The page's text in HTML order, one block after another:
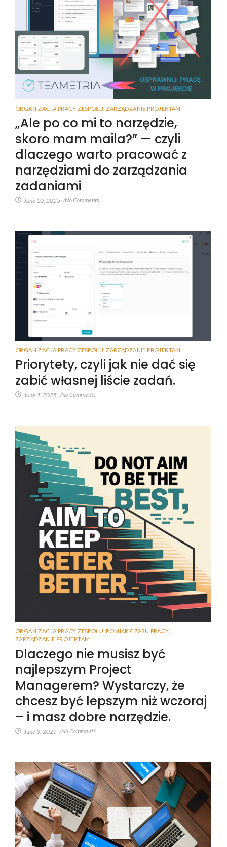
ORGANIZACJA PRACY ZESPOŁU ZARZĄDZANIE PROJEKTAM
„Ale po co mi to narzędzie,
skoro mam maila?” — czyli
dlaczego warto pracować z
narzędziami do zarządzania
zadaniami
June 10, 2025 /No Comments
ORGANIZACJA PRACY ZESPOŁU ZARZĄDZANIE PROJEKTAM
Priorytety, czyli jak nie dać się
zabić własnej liście zadań.
June 4, 2025 /No Comments
ORGANIZACJA PRACY ZESPOŁU POMIAR CZASU PRACY,
ZARZĄDZANIE PROJEKTAM
Dlaczego nie musisz być
najlepszym Project
Managerem? Wystarczy, że
chcesz być lepszym niż wczoraj
– i masz dobre narzędzie.
June 3, 2025 /No Comments